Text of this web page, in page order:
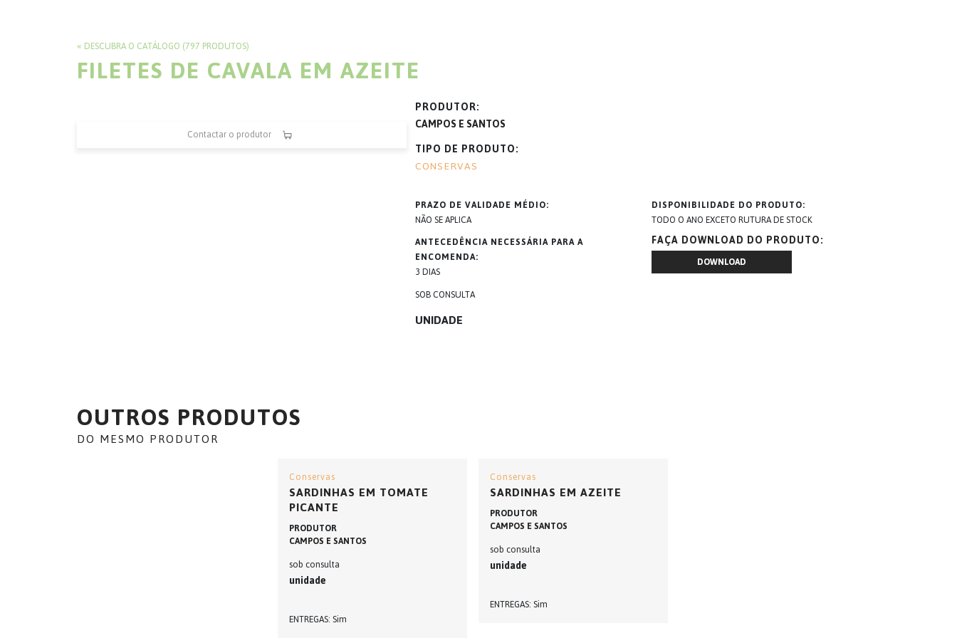
DESCUBRA O CATÁLOGO (797 PRODUTOS)
FILETES DE CAVALA EM AZEITE
Contactar o produtor
PRODUTOR
CAMPOS E SANTOS
TIPO DE PRODUTO
CONSERVAS
PRAZO DE VALIDADE MÉDIO
NÃO SE APLICA
ANTECEDÊNCIA NECESSÁRIA PARA A
ENCOMENDA
3 DIAS
SOB CONSULTA
UNIDADE
DISPONIBILIDADE DO PRODUTO
TODO O ANO EXCETO RUTURA DE STOCK
FAÇA DOWNLOAD DO PRODUTO
DOWNLOAD
OUTROS PRODUTOS
DO MESMO PRODUTOR
Conservas
SARDINHAS EM TOMATE
PICANTE
PRODUTOR
CAMPOS E SANTOS
sob consulta
unidade
ENTREGAS Sim
Conservas
SARDINHAS EM AZEITE
PRODUTOR
CAMPOS E SANTOS
sob consulta
unidade
ENTREGAS Sim